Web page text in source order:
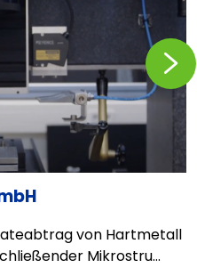
von Hartmetall
Mikrostru...